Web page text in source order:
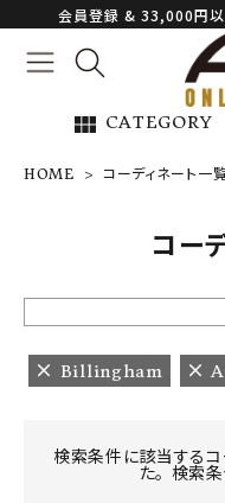
会員登録 & 33,000円以
view_module CATEGORY
NEW ARRIVAL
ARCH EXCLUSIVE
BRAND
HOME コーディネート一
コー
Billingham
検索条件に該当するコ
た。 検索